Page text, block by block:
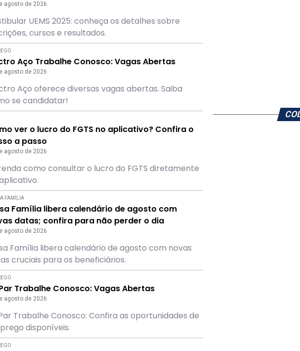
agosto de 2026
UEMS 2025: conheça os detalhes sobre
cursos e resultados.
Aço Trabalhe Conosco: Vagas Abertas
agosto de 2026
Aço oferece diversas vagas abertas. Saiba
se candidatar!
ver o lucro do FGTS no aplicativo? Confira o
a passo
agosto de 2026
como consultar o lucro do FGTS diretamente
FAMÍLIA
Família libera calendário de agosto com
datas; confira para não perder o dia
agosto de 2026
Família libera calendário de agosto com novas
cruciais para os beneficiários.
Trabalhe Conosco: Vagas Abertas
agosto de 2026
Trabalhe Conosco: Confira as oportunidades de
disponíveis.